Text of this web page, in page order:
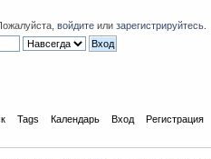
войдите или зарегистрируйтесь
Tags Календарь Вход Регистрация